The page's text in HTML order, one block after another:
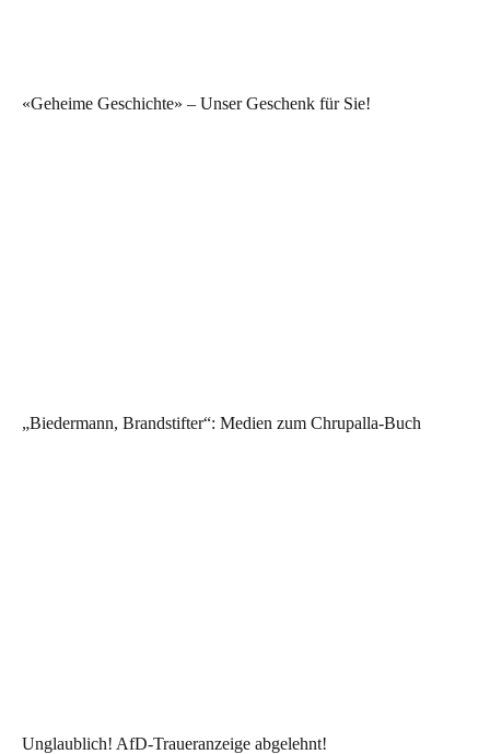
«Geheime Geschichte» – Unser Geschenk für Sie!
„Biedermann, Brandstifter“: Medien zum Chrupalla-Buch
Unglaublich! AfD-Traueranzeige abgelehnt!